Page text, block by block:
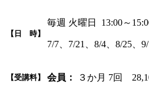
【日 時】
毎週 火曜日 13:00～
7/7、7/21、8/4、8/25、
【受講料】 会員： ３か月 7回